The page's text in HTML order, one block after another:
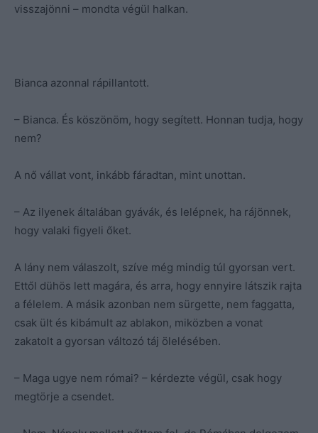
visszajönni – mondta végül halkan.
Bianca azonnal rápillantott.
– Bianca. És köszönöm, hogy segített. Honnan tudja, hogy
nem?
A nő vállat vont, inkább fáradtan, mint unottan.
– Az ilyenek általában gyávák, és lelépnek, ha rájönnek,
hogy valaki figyeli őket.
A lány nem válaszolt, szíve még mindig túl gyorsan vert.
Ettől dühös lett magára, és arra, hogy ennyire látszik rajta
a félelem. A másik azonban nem sürgette, nem faggatta,
csak ült és kibámult az ablakon, miközben a vonat
zakatolt a gyorsan változó táj ölelésében.
– Maga ugye nem római? – kérdezte végül, csak hogy
megtörje a csendet.